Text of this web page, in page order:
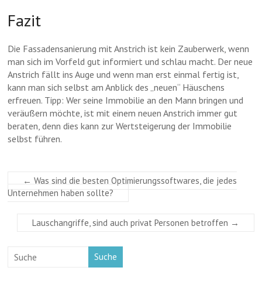
Fazit
Die Fassadensanierung mit Anstrich ist kein Zauberwerk, wenn
man sich im Vorfeld gut informiert und schlau macht. Der neue
Anstrich fällt ins Auge und wenn man erst einmal fertig ist,
kann man sich selbst am Anblick des „neuen“ Häuschens
erfreuen. Tipp: Wer seine Immobilie an den Mann bringen und
veräußern möchte, ist mit einem neuen Anstrich immer gut
beraten, denn dies kann zur Wertsteigerung der Immobilie
selbst führen.
← Was sind die besten Optimierungssoftwares, die jedes
Unternehmen haben sollte?
Lauschangriffe, sind auch privat Personen betroffen →
Suche